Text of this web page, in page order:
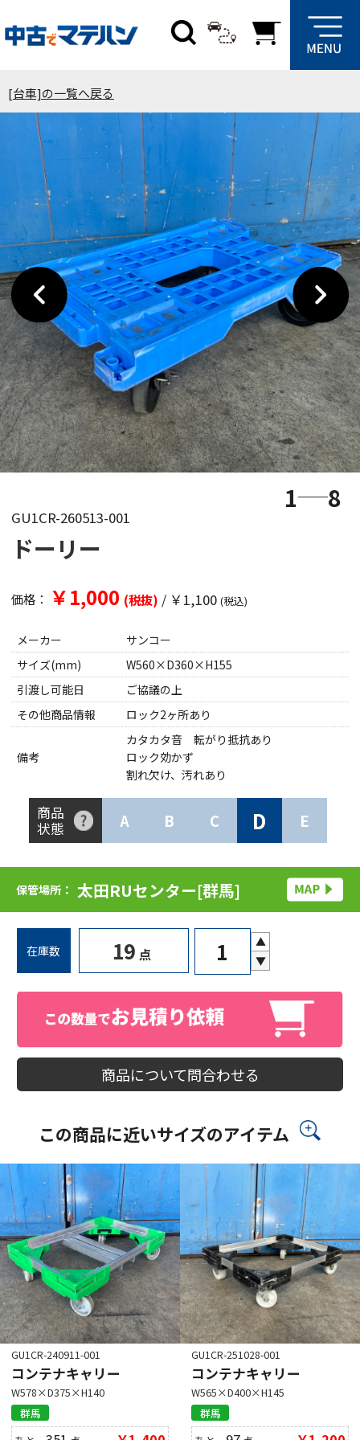
[台車]の一覧へ戻る
1 8
GU1CR-260513-001
ドーリー
価格： ￥1,000 (税抜) / ￥1,100 (税込)
メーカー
サンコー
サイズ(mm)
W560×D360×H155
引渡し可能日
ご協議の上
その他商品情報
ロック2ヶ所あり
備考
カタカタ音 転がり抵抗あり
ロック効かず
割れ欠け、汚れあり
商品
状態
A B C D E
保管場所： 太田RUセンター[群馬]
在庫数 19 点
▲
▼
商品について問合わせる
この商品に近いサイズのアイテム
GU1CR-240911-001
コンテナキャリー
W578×D375×H140
群馬
GU1CR-251028-001
コンテナキャリー
W565×D400×H145
群馬